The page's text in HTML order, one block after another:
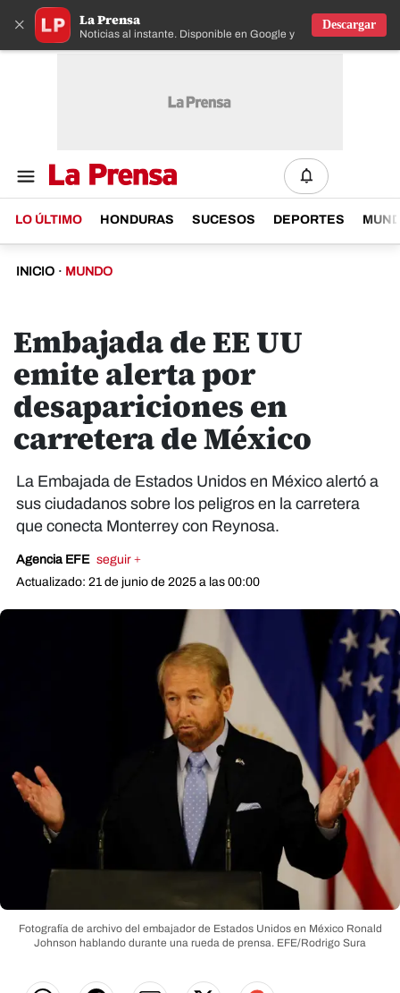
× La Prensa
Noticias al instante. Disponible en Google y IOS
Descargar
LO ÚLTIMO HONDURAS SUCESOS DEPORTES
INICIO · MUNDO
Embajada de EE UU
emite alerta por
desapariciones en
carretera de México
La Embajada de Estados Unidos en México alertó a
sus ciudadanos sobre los peligros en la carretera
que conecta Monterrey con Reynosa.
Agencia EFE seguir +
Actualizado: 21 de junio de 2025 a las 00:00
Fotografía de archivo del embajador de Estados Unidos en México Ronald
Johnson hablando durante una rueda de prensa. EFE/Rodrigo Sura